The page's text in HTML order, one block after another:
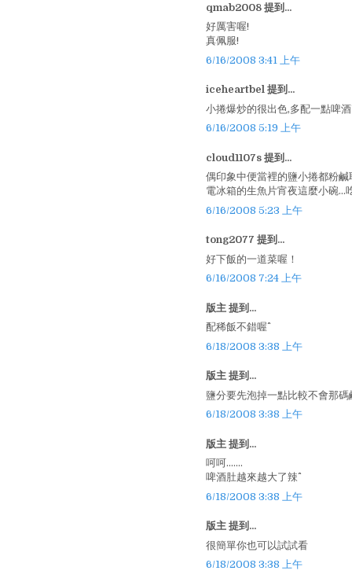
qmab2008 提到...
好厲害喔!
真佩服!
6/16/2008 3:41 上午
iceheartbel 提到...
小捲爆炒的很出色,多配一點啤酒^^
6/16/2008 5:19 上午
cloud1107s 提到...
偶印象中便當裡的鹽小捲都粉鹹
電冰箱的生魚片宵夜這麼小碗…
6/16/2008 5:23 上午
tong2077 提到...
好下飯的一道菜喔！
6/16/2008 7:24 上午
版主 提到...
配稀飯不錯喔^^
6/18/2008 3:38 上午
版主 提到...
鹽分要先泡掉一點比較不會那碼
6/18/2008 3:38 上午
版主 提到...
呵呵.......
啤酒肚越來越大了辣^^
6/18/2008 3:38 上午
版主 提到...
很簡單你也可以試試看
6/18/2008 3:38 上午